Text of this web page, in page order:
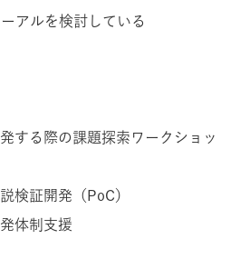
アルを検討している
する際の課題探索ワークショッ
検証開発（PoC）
体制支援